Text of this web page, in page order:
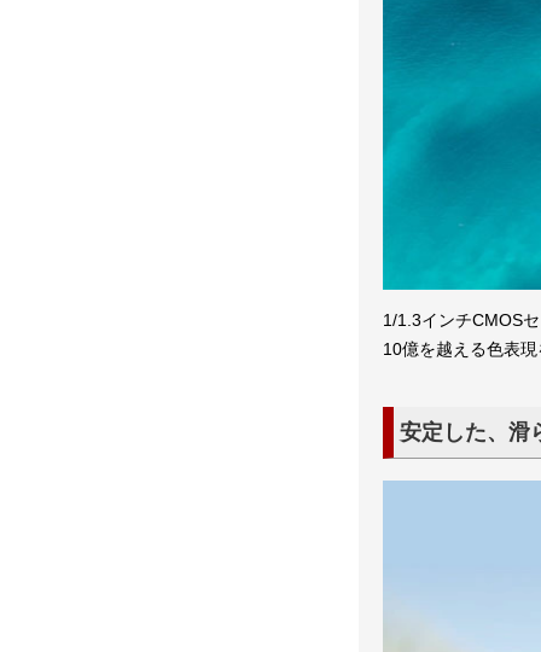
1/1.3インチCMOS
10億を越える色表
安定した、滑